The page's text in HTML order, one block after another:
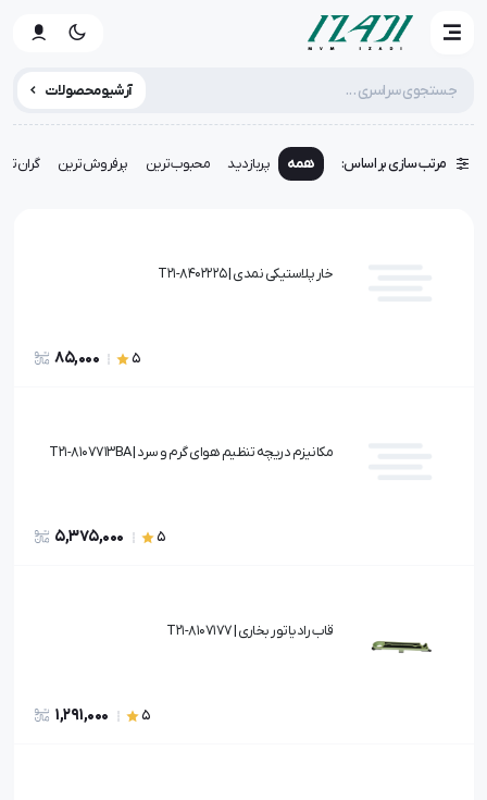
آرشیو محصولات
مرتب سازی بر اساس: همه پربازدید محبوب‌ترین پرفروش‌ترین
خار پلاستیکی نمدی | T21-8402225
5
85,000
مکانیزم دریچه تنظیم هوای گرم و سرد | T21-8107713BA
5
5,375,000
قاب رادیاتور بخاری | T21-8107177
5
1,291,000